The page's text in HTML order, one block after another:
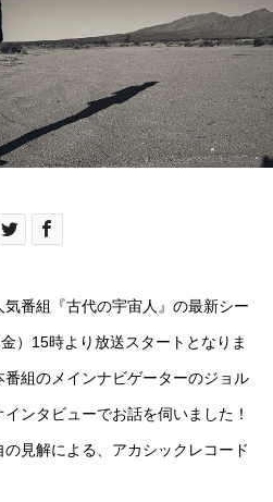
番組『古代の宇宙人』の最新シー
）15時より放送スタートとなりま
組のメインナビゲーターのジョル
ンタビューでお話を伺いました！
見解による、アカシックレコード